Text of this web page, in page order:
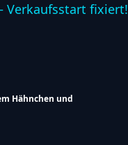
Verkaufsstart fixiert!
Hähnchen und